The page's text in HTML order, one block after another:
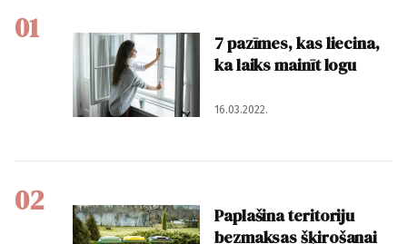
01
7 pazīmes, kas liecina,
ka laiks mainīt logu
16.03.2022.
02
Paplašina teritoriju
bezmaksas šķirošanai